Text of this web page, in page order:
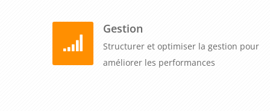
Gestion
Structurer et optimiser la gestion pour
améliorer les performances